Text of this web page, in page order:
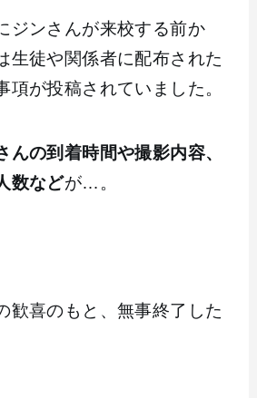
ジンさんが来校する前か
生徒や関係者に配布された
項が投稿されていました。
んの到着時間や撮影内容、
数などが…。
歓喜のもと、無事終了した